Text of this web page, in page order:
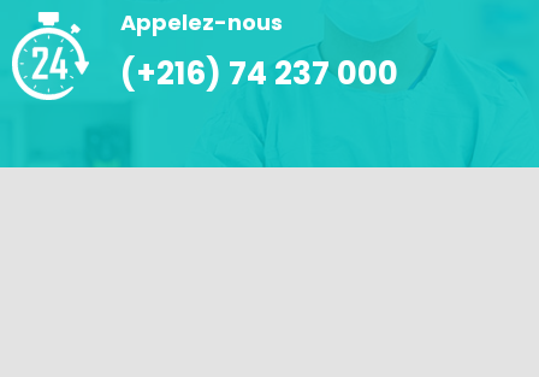
Appelez-nous
(+216) 74 237 000